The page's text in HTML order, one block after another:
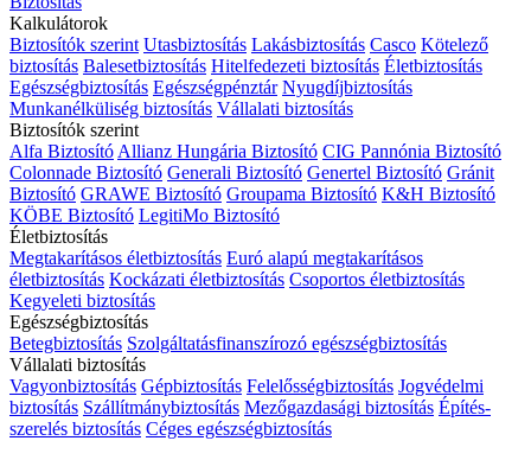
Kalkulátorok
Biztosítók szerint Utasbiztosítás Lakásbiztosítás Casco Kötelező
biztosítás Balesetbiztosítás Hitelfedezeti biztosítás Életbiztosítás
Egészségbiztosítás Egészségpénztár Nyugdíjbiztosítás
Munkanélküliség biztosítás Vállalati biztosítás
Biztosítók szerint
Alfa Biztosító Allianz Hungária Biztosító CIG Pannónia Biztosító
Colonnade Biztosító Generali Biztosító Genertel Biztosító Gránit
Biztosító GRAWE Biztosító Groupama Biztosító K&H Biztosító
KÖBE Biztosító LegitiMo Biztosító
Életbiztosítás
Megtakarításos életbiztosítás Euró alapú megtakarításos
életbiztosítás Kockázati életbiztosítás Csoportos életbiztosítás
Kegyeleti biztosítás
Egészségbiztosítás
Betegbiztosítás Szolgáltatásfinanszírozó egészségbiztosítás
Vállalati biztosítás
Vagyonbiztosítás Gépbiztosítás Felelősségbiztosítás Jogvédelmi
biztosítás Szállítmánybiztosítás Mezőgazdasági biztosítás Építés-
szerelés biztosítás Céges egészségbiztosítás